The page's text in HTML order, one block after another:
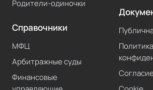
Родители-одиночки
Справочники
МФЦ
Арбитражные суды
Финансовые
Политика